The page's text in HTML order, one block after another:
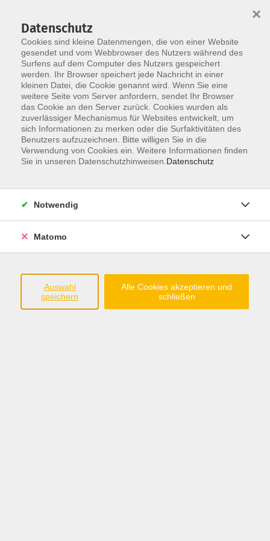
Skip to main content
You are here:
Kooperationen
Volkshochschule für den Landkreis Cloppenburg
Altes Stadttor 16
49661 Cloppenburg
www.vhs-cloppenburg.de
Datenschutz
Cookies sind kleine Datenmengen, die von einer Website
gesendet und vom Webbrowser des Nutzers während des
Surfens auf dem Computer des Nutzers gespeichert
werden. Ihr Browser speichert jede Nachricht in einer
kleinen Datei, die Cookie genannt wird. Wenn Sie eine
weitere Seite vom Server anfordern, sendet Ihr Browser
das Cookie an den Server zurück. Cookies wurden als
zuverlässiger Mechanismus für Websites entwickelt, um
sich Informationen zu merken oder die Surfaktivitäten des
Benutzers aufzuzeichnen. Bitte willigen Sie in die
Verwendung von Cookies ein. Weitere Informationen finden
Sie in unseren Datenschutzhinweisen. Datenschutz
×
Notwendig
Matomo
Auswahl
speichern
Alle Cookies akzeptieren und
schließen